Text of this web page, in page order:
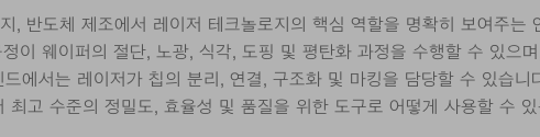
, 반도체 제조에서 레이저 테크놀로지의 핵심 역할을 명확히 보여주는
이 웨이퍼의 절단, 노광, 식각, 도핑 및 평탄화 과정을 수행할 수 있으
에서는 레이저가 칩의 분리, 연결, 구조화 및 마킹을 담당할 수 있습니
최고 수준의 정밀도, 효율성 및 품질을 위한 도구로 어떻게 사용할 수